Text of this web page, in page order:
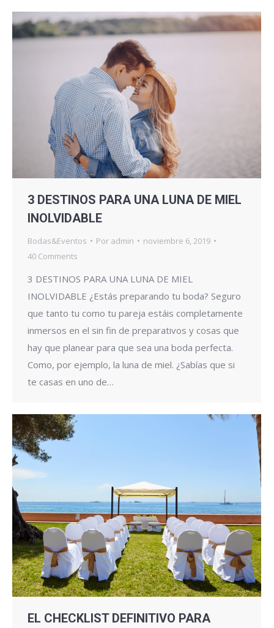
3 DESTINOS PARA UNA LUNA DE MIEL
INOLVIDABLE
Bodas&Eventos Por admin
noviembre 6, 2019
40 Comments
3 DESTINOS PARA UNA LUNA DE MIEL
INOLVIDABLE ¿Estás preparando tu boda? Seguro
que tanto tu como tu pareja estáis completamente
inmersos en el sin fin de preparativos y cosas que
hay que planear para que sea una boda perfecta.
Como, por ejemplo, la luna de miel. ¿Sabías que si
te casas en uno de…
EL CHECKLIST DEFINITIVO PARA